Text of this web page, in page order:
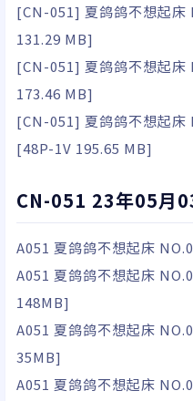
[CN-051] 夏鸽鸽不想起床
131.29 MB]
[CN-051] 夏鸽鸽不想起床
173.46 MB]
[CN-051] 夏鸽鸽不想起床
[48P-1V 195.65 MB]
CN-051 23年05月
A051 夏鸽鸽不想起床
A051 夏鸽鸽不想起床
148MB]
A051 夏鸽鸽不想起床
35MB]
A051 夏鸽鸽不想起床